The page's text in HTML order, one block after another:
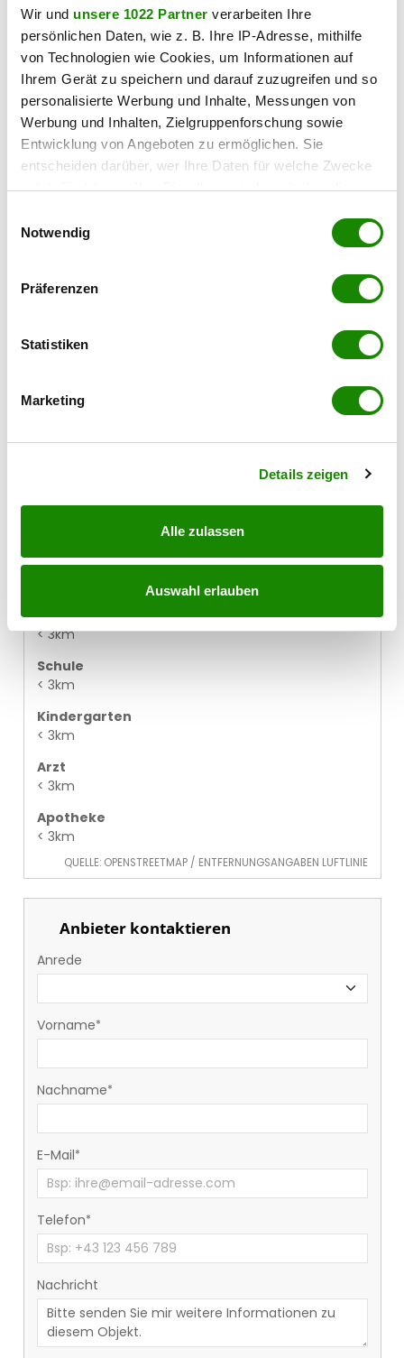
Wir und unsere 1022 Partner verarbeiten Ihre
persönlichen Daten, wie z. B. Ihre IP-Adresse, mithilfe
von Technologien wie Cookies, um Informationen auf
Ihrem Gerät zu speichern und darauf zuzugreifen und so
personalisierte Werbung und Inhalte, Messungen von
Werbung und Inhalten, Zielgruppenforschung sowie
Entwicklung von Angeboten zu ermöglichen. Sie
entscheiden darüber, wer Ihre Daten für welche Zwecke
nutzt. Sie können Ihre Einwilligung jederzeit über die
Trigger Symbol ändern oder widerrufen
Informationen über Ihre geografische Lage
können
bestimmten Merkmalen (Fingerprinting) identifizieren
Erfahren Sie mehr darüber, wie Ihre persönlichen Daten
Notwendig
Präferenzen
Statistiken
Marketing
Details zeigen
Alle zulassen
Auswahl erlauben
Wir weisen darauf hin, dass zwischen dem Vermittler
und dem zu vermittelnden Dritten ein familiäres oder
wirtschaftliches Naheverhältnis besteht.
Der Vermittler ist als Doppelmakler tätig.
In der Umgebung
< 1km
< 1km
Supermarkt
Bäckerei
< 3km
Schule
< 3km
Kindergarten
< 3km
Arzt
< 3km
Apotheke
< 3km
QUELLE: OPENSTREETMAP / ENTFERNUNGSANGABEN LUFTLINIE
Anbieter kontaktieren
Anrede
Vorname
Nachname
E-Mail
Telefon
Nachricht